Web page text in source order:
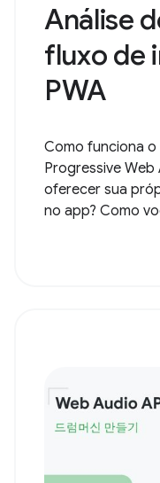
Análise
fluxo de
PWA
Como funciona
Progressive
oferecer sua
no app? Como